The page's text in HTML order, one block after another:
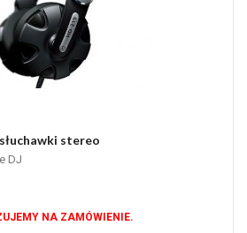
stereo
DJ
NA ZAMÓWIENIE.